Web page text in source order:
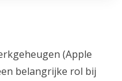
(Apple
belangrijke rol bij